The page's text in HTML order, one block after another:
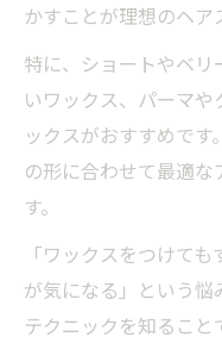
かすことが理想のヘア
特に、ショートやベ
いワックス、パーマ
ックスがおすすめで
の形に合わせて最適
す。
「ワックスをつけて
が気になる」という
テクニックを知るこ